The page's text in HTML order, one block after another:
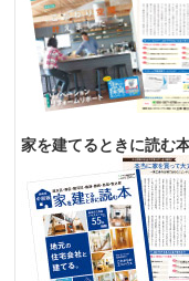
家を建てるときに読む